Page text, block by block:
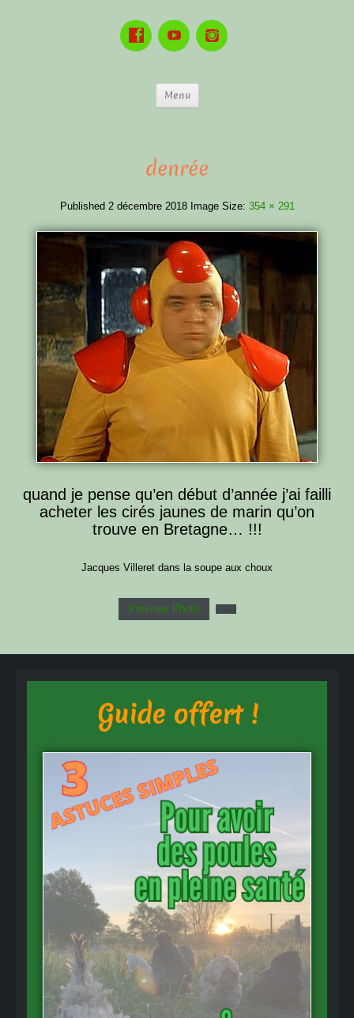
Menu
denrée
Published 2 décembre 2018 Image Size: 354 × 291
quand je pense qu’en début d’année j’ai failli
acheter les cirés jaunes de marin qu’on
trouve en Bretagne… !!!
Jacques Villeret dans la soupe aux choux
Previous Photo
Guide offert !